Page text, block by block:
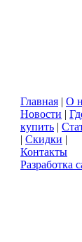
Главная | О
Новости |
купить |
| Скидки |
Контакты
Разработка